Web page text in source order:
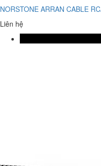
NORSTONE ARRAN CABLE
Liên hệ